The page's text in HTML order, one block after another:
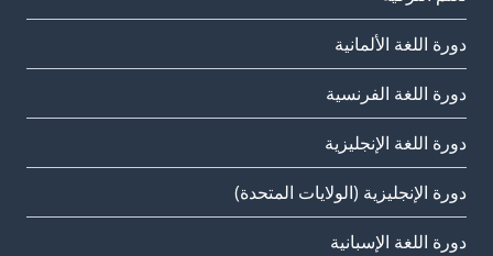
دورة اللغة الألمانية
دورة اللغة الفرنسية
دورة اللغة الإنجليزية
دورة الإنجليزية (الولايات المتحدة)
دورة اللغة الإسبانية